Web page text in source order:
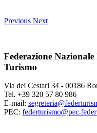
Previous Next
Federazione
Turismo
Via dei Cestari 34 - 00186
Tel. +39 320 57 80 986
E-mail:
PEC: